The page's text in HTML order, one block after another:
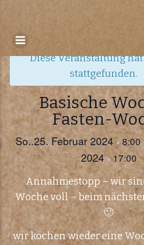
Zum
Inhalt
« Alle
Diese Veranstaltung
stattgefunden.
Basische
Fasten-
So..25. Februar 2024♦8:00
2024♦17:00
Annahmestopp – wir
Woche voll – beim
🙂
wir kochen wieder eine